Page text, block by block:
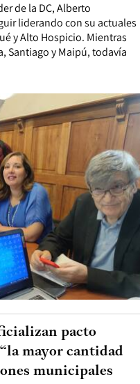
de la DC, Alberto
liderando con su actuales
y Alto Hospicio. Mientras
Santiago y Maipú, todavía
pacto
mayor cantidad
municipales